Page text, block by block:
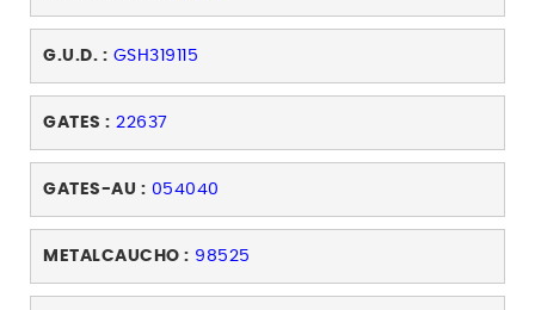
G.U.D. : GSH319115
GATES : 22637
GATES-AU : 054040
METALCAUCHO : 98525